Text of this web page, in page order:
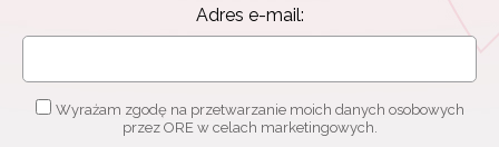
Adres e-mail:
Wyrażam zgodę na przetwarzanie moich danych osobowych
przez ORE w celach marketingowych.
Zapisuję się